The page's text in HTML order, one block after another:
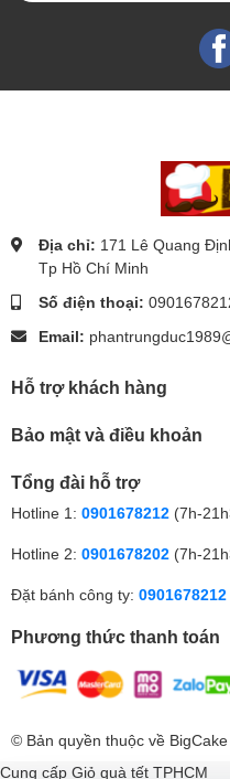
Địa chỉ: 171 Lê Quang
Tp Hồ Chí Minh
Số điện thoại:
Email:
Hỗ trợ khách hàng
Bảo mật và điều khoản
Tổng đài hỗ trợ
Hotline 1: 0901678212 (7h-
Hotline 2: 0901678202 (7h-
Đặt bánh công ty: 0901678212
Phương thức thanh toán
© Bản quyền thuộc về BigCake
Cung cấp Giỏ quà tết TPHCM